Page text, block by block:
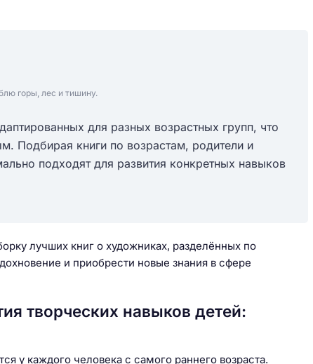
горы, лес и тишину.
для разных возрастных групп, что
Подбирая книги по возрастам, родители и
подходят для развития конкретных навыков
лучших книг о художниках, разделённых по
и приобрести новые знания в сфере
творческих навыков детей:
у каждого человека с самого раннего возраста.